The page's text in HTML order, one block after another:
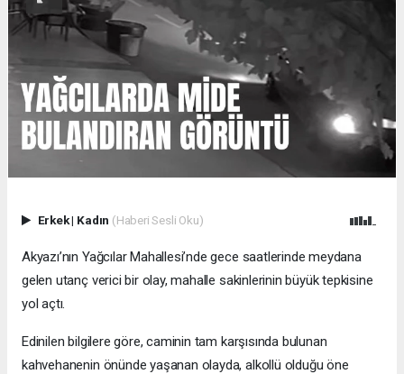
Erkek| Kadın (Haberi Sesli Oku)
Akyazı’nın Yağcılar Mahallesi’nde gece saatlerinde meydana
gelen utanç verici bir olay, mahalle sakinlerinin büyük tepkisine
yol açtı.
Edinilen bilgilere göre, caminin tam karşısında bulunan
kahvehanenin önünde yaşanan olayda, alkollü olduğu öne